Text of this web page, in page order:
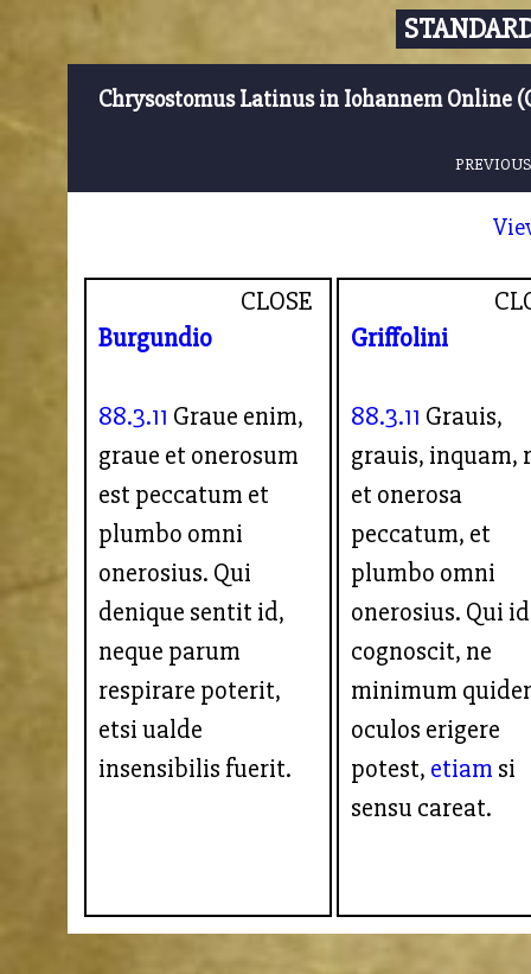
Chrysostomus Latinus in Iohannem Online
CLOSE
Burgundio
88.3.11 Graue enim,
graue et onerosum
est peccatum et
plumbo omni
onerosius. Qui
denique sentit id,
neque parum
respirare poterit,
etsi ualde
insensibilis fuerit.
Griffolini
88.3.11 Grauis,
grauis, inquam,
et onerosa
peccatum, et
plumbo omni
onerosius. Qui id
cognoscit, ne
minimum
oculos erigere
potest, etiam si
sensu careat.